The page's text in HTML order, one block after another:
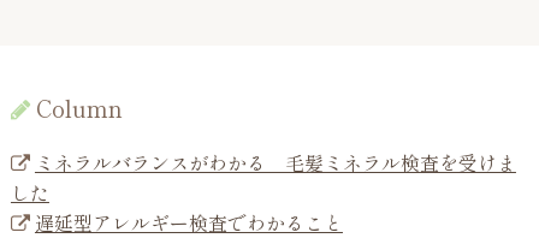
Column
ミネラルバランスがわかる 毛髪ミネラル検査を受けま
した
遅延型アレルギー検査でわかること